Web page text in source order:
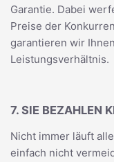
Garantie. Dabei
Preise der
garantieren wir
Leistungsverhältnis.
7. SIE BEZAHLEN
Nicht immer läuft
einfach nicht